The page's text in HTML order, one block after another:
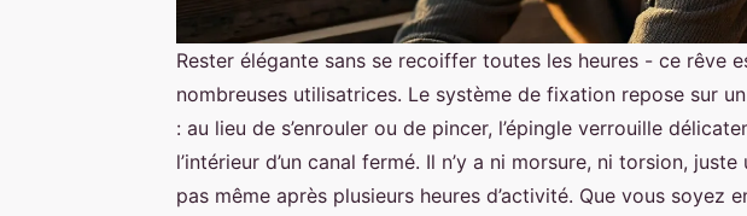
Rester élégante sans se recoiffer toutes les heures - ce rêve
nombreuses utilisatrices. Le système de fixation repose sur
: au lieu de s’enrouler ou de pincer, l’épingle verrouille
l’intérieur d’un canal fermé. Il n’y a ni morsure, ni torsion, juste
pas même après plusieurs heures d’activité. Que vous soyez